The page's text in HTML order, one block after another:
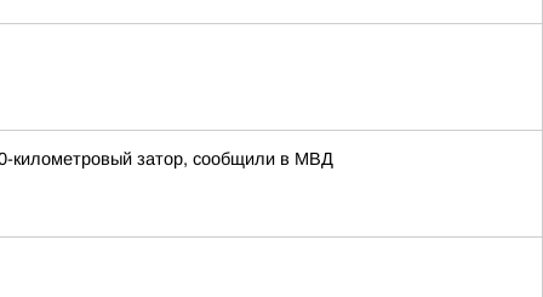
километровый затор, сообщили в МВД